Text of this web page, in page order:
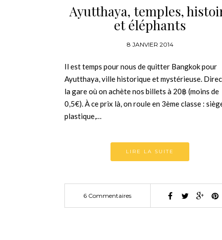
Ayutthaya, temples,
et éléphants
8 JANVIER 2014
Il est temps pour nous de quitter Bangkok pour
Ayutthaya, ville historique et mystérieuse.
la gare où on achète nos billets à 20฿ (moins de
0,5€). À ce prix là, on roule en 3ème classe :
plastique,…
LIRE LA SUITE
6 Commentaires